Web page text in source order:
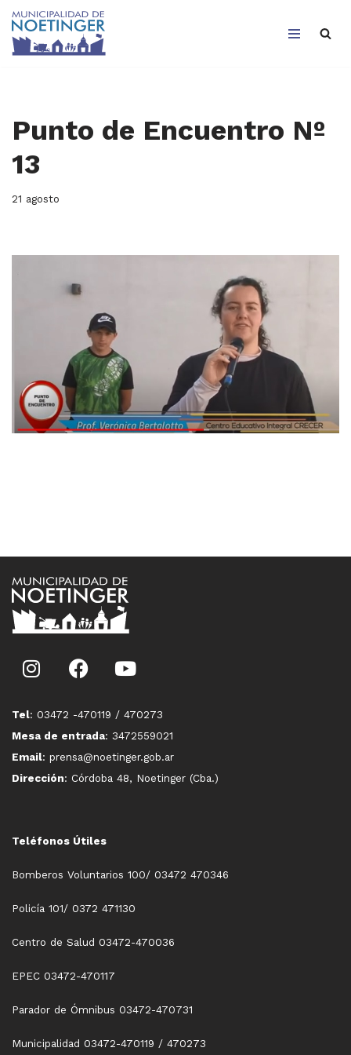
Saltar
Punto de Encuentro Nº
13
21 agosto
Tel: 03472 -470119 / 470273
Mesa de entrada: 3472559021
Email: prensa@noetinger.gob.ar
Dirección: Córdoba 48, Noetinger (Cba.)
Teléfonos Útiles
Bomberos Voluntarios 100/ 03472 470346
Policía 101/ 0372 471130
Centro de Salud 03472-470036
EPEC 03472-470117
Parador de Ómnibus 03472-470731
Municipalidad 03472-470119 / 470273